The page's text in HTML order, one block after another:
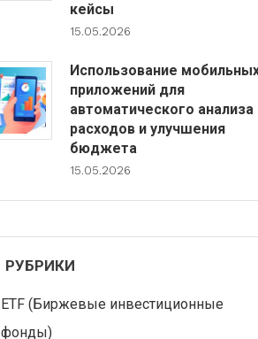
кейсы
15.05.2026
Использование
приложений для
автоматического анализа
расходов и улучшения
бюджета
15.05.2026
РУБРИКИ
ETF (Биржевые инвестиционные
фонды)